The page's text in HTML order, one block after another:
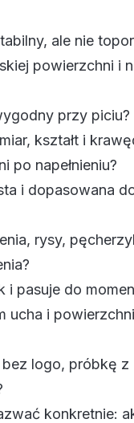
ale nie
powierzchni i
przy piciu?
kształt i
po napełnieniu?
i dopasowana
rysy,
i pasuje do
ucha i
logo, próbkę
konkretnie: